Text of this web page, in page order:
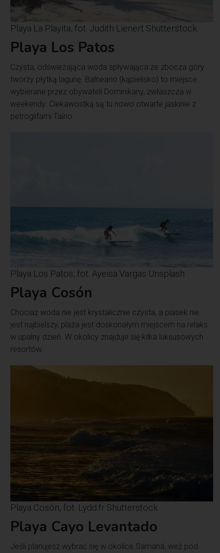
Playa La Playita, fot. Judith Lienert Shutterstock
Playa Los Patos
Czysta, odświeżająca woda spływająca ze zbocza góry
tworzy płytką lagunę. Balneario (kąpielisko) to miejsce
wybierane przez obywateli Dominikany, zwłaszcza w
weekendy. Ciekawostką są tu nowo otwarte jaskinie z
petroglifami Taíno.
Playa Los Patos, fot. Ayeisa Vargas Unsplash
Playa Cosón
Chociaż woda nie jest krystalicznie czysta, a piasek nie
jest najbielszy, plaża jest doskonałym miejscem na relaks
w upalny dzień. W okolicy znajduje się kilka luksusowych
resortów.
Playa Cosón, fot. Lydd.fr Shutterstock
Playa Cayo Levantado
Jeśli planujesz wybrać się w okolice Samaná, weź pod